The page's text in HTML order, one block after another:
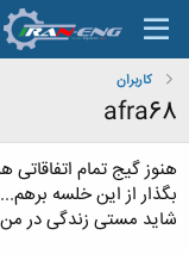
کاربران
afra68
هنوز گیج تمام اتفاقاتی
بگذار از این خلسه برهم...
شاید مستی زندگی در